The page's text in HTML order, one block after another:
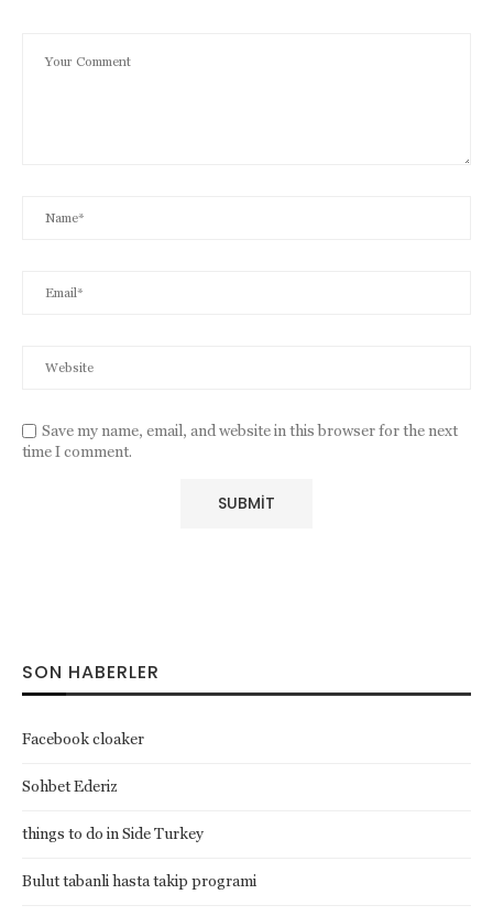
Save my name, email, and website in this browser for the next
time I comment.
SON HABERLER
Facebook cloaker
Sohbet Ederiz
things to do in Side Turkey
Bulut tabanli hasta takip programi